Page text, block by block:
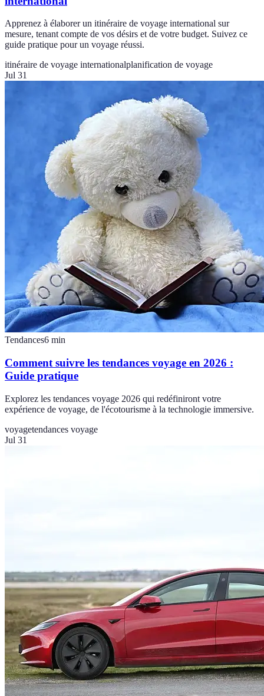
Apprenez à élaborer un itinéraire de voyage international sur
mesure, tenant compte de vos désirs et de votre budget. Suivez ce
guide pratique pour un voyage réussi.
itinéraire de voyage internationalplanification de voyage
Jul 31
Tendances6 min
Comment suivre les tendances voyage en 2026 :
Guide pratique
Explorez les tendances voyage 2026 qui redéfiniront votre
expérience de voyage, de l'écotourisme à la technologie immersive.
voyagetendances voyage
Jul 31